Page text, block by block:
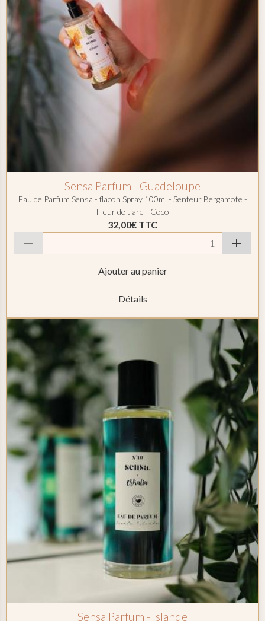
Sensa Parfum - Guadeloupe
Eau de Parfum Sensa - flacon Spray 100ml - Senteur Bergamote -
Fleur de tiare - Coco
32,00€ TTC
Ajouter au panier
Détails
Sensa Parfum - Islande